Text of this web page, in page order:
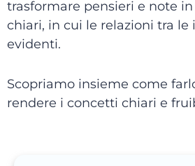
trasformare pensieri e note
chiari, in cui le relazioni tra le
evidenti.
Scopriamo insieme come
rendere i concetti chiari e